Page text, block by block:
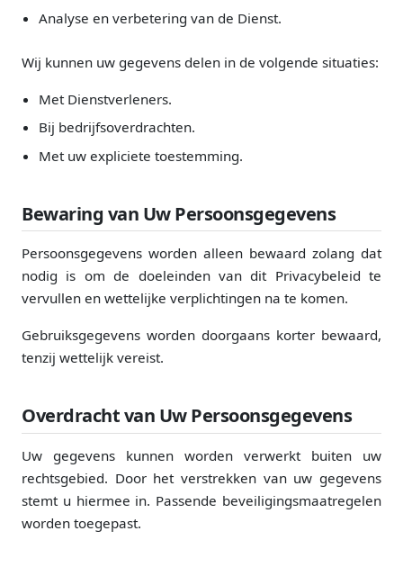
Analyse en verbetering van de Dienst.
Wij kunnen uw gegevens delen in de volgende situaties:
Met Dienstverleners.
Bij bedrijfsoverdrachten.
Met uw expliciete toestemming.
Bewaring van Uw Persoonsgegevens
Persoonsgegevens worden alleen bewaard zolang dat
nodig is om de doeleinden van dit Privacybeleid te
vervullen en wettelijke verplichtingen na te komen.
Gebruiksgegevens worden doorgaans korter bewaard,
tenzij wettelijk vereist.
Overdracht van Uw Persoonsgegevens
Uw gegevens kunnen worden verwerkt buiten uw
rechtsgebied. Door het verstrekken van uw gegevens
stemt u hiermee in. Passende beveiligingsmaatregelen
worden toegepast.